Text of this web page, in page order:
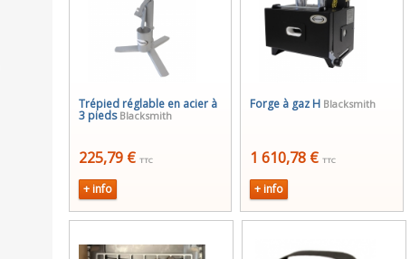
Trépied réglable en acier à
3 pieds Blacksmith
225,79 € TTC
+ info
Forge à gaz H Blacksmith
1 610,78 € TTC
+ info